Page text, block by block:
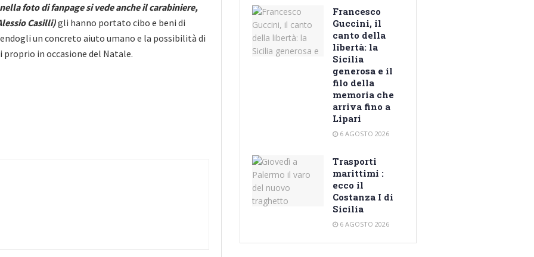
foto di fanpage si vede anche il carabiniere,
Casilli)gli hanno portato cibo e beni di
un concreto aiuto umano e la possibilità di
in occasione del Natale.
Francesco
Guccini, il
canto della
libertà: la
Sicilia
generosa e il
filo della
memoria che
arriva fino a
Lipari
6 AGOSTO 2026
Trasporti
marittimi :
ecco il
Costanza I di
Sicilia
6 AGOSTO 2026